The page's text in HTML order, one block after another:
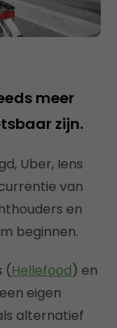
meer
zijn.
Uber, Iens
van
en
beginnen.
(Hellefood) en
eigen
alternatief